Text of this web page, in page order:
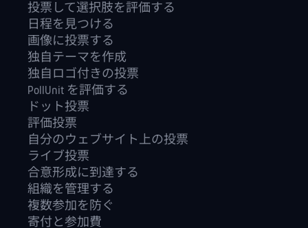
投票して選択肢を評価する
日程を見つける
画像に投票する
独自テーマを作成
独自ロゴ付きの投票
PollUnit を評価する
ドット投票
評価投票
自分のウェブサイト上の投票
ライブ投票
合意形成に到達する
組織を管理する
複数参加を防ぐ
寄付と参加費